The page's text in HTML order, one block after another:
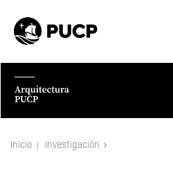
Inicio Investigación